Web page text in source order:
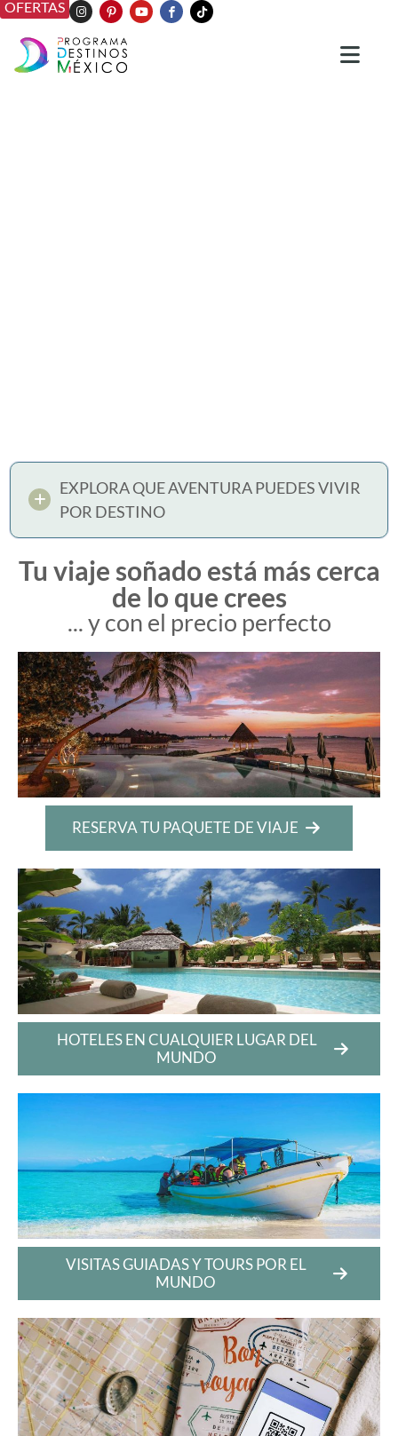
OFERTAS
EXPLORA QUE AVENTURA PUEDES VIVIR
POR DESTINO
Tu viaje soñado está más cerca
de lo que crees
... y con el precio perfecto
RESERVA TU PAQUETE DE VIAJE
HOTELES EN CUALQUIER LUGAR DEL
MUNDO
VISITAS GUIADAS Y TOURS POR EL
MUNDO